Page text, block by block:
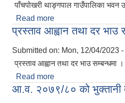
पाँचपोखरी थाङ्गपाल गाउँपालिका भवन
Read more
प्रस्ताव आह्वान तथा दर भाउ
Submitted on: Mon, 12/04/2023
प्रस्ताव आह्वान तथा दर भाउ सम्बन्धमा ।
Read more
आ.व. २०७९/८० को भुक्तानी